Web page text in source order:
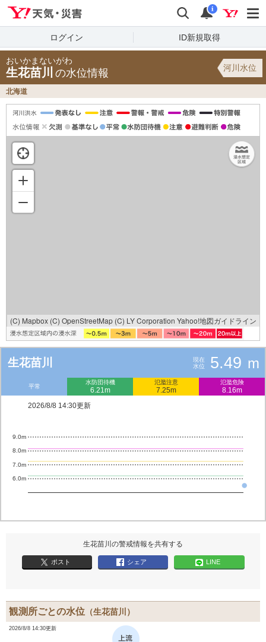
検索 通知
i
ログイン ID新規取得
おいかまないがわ
生花苗川 の水位情報 河川水位
北海道
(C) Mapbox (C) OpenStreetMap (C) LY Corporation Yahoo!地図ガイドライン
生花苗川
現在
水位
5.49 m
平常
水防団待機
6.21m
氾濫注意
7.25m
氾濫危険
8.16m
2026/8/8 14:30更新
6.0m
7.0m
8.0m
9.0m
生花苗川の警戒情報を共有する
ポスト シェア LINE
観測所ごとの水位 （生花苗川）
2026/8/8 14:30更新